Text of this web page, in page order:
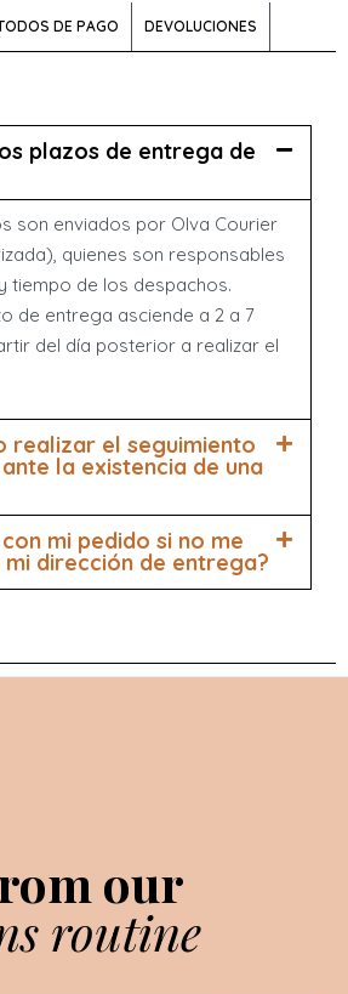
DE PAGO DEVOLUCIONES
plazos de entrega de
son enviados por Olva Courier
quienes son responsables
tiempo de los despachos.
de entrega asciende a 2 a 7
del día posterior a realizar el
realizar el seguimiento
la existencia de una
mi pedido si no me
dirección de entrega?
our
routine